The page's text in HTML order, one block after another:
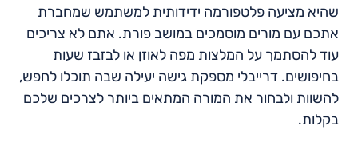
שהיא מציעה פלטפורמה ידידותית למשתמש שמחברת
אתכם עם מורים מוסמכים במושב פורת. אתם לא צריכים
עוד להסתמך על המלצות מפה לאוזן או לבזבז שעות
בחיפושים. דרייבלי מספקת גישה יעילה שבה תוכלו לחפש,
להשוות ולבחור את המורה המתאים ביותר לצרכים שלכם
בקלות.